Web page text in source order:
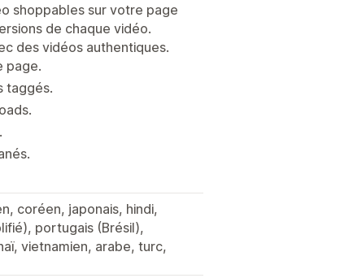
shoppables sur votre page
de chaque vidéo.
des vidéos authentiques.
page.
taggés.
coréen, japonais, hindi,
portugais (Brésil),
vietnamien, arabe, turc,